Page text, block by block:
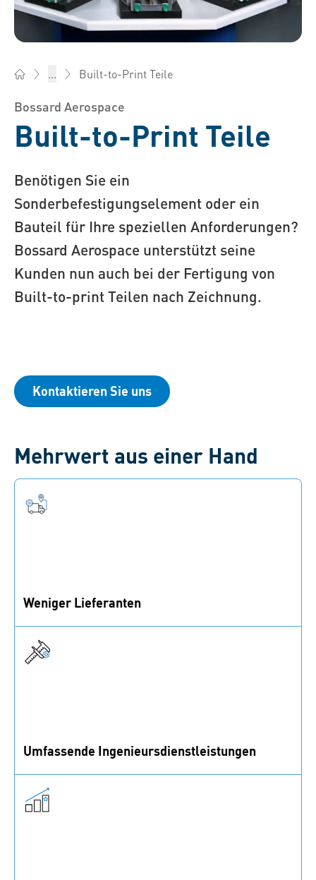
... Built-to-Print Teile
Bossard Aerospace
Built-to-Print Teile
Benötigen Sie ein
Sonderbefestigungselement oder ein
Bauteil für Ihre speziellen Anforderungen?
Bossard Aerospace unterstützt seine
Kunden nun auch bei der Fertigung von
Built-to-print Teilen nach Zeichnung.
Kontaktieren Sie uns
Mehrwert aus einer Hand
Weniger Lieferanten
senken Sie so unnötige Gemeinkosten.
Umfassende Ingenieursdienstleistungen
allen Verbindungsfragen.